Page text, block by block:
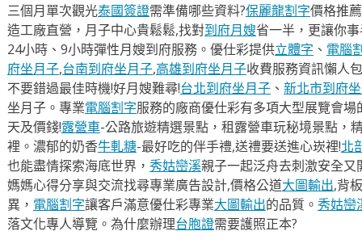
三個月單次觀光泰國簽證需準備哪些資料?保麗龍割字價格推
造工廠直營，月子中心貴鬆鬆,找對到府月嫂省一半，更讓你
24小時、9小時彈性月嫂到府服務。優仕彩提供立體字 、 電腦
府坐月子,台南到府坐月子,高雄到府坐月子收費服務資訊懶人
不要錯過最佳時機!好月嫂難尋!台北到府坐月子、 新北市到府
坐月子。專業電腦割字服務的廠商優仕彩有多項大型展覽會場
天及價錢!露營車-公路旅遊精選景點，租露營車玩秘境景點，
裡。濃郁的奶香牛軋糖-最好吃的伴手禮,送禮要送進心崁裡!北
也能盡情探索海底世界， 秀姑巒溪親子一起泛舟去​刺激安全
媽媽心得分享與交流找尋專業廣告設計,價格公道大圖輸出,背
異， 電腦割字讓客戶滿意優仕彩專業大圖輸出的品質。 秀姑巒
落文化專人導覽。為什麼辦理台胞證需要護照正本?